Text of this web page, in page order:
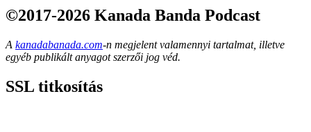
©2017-2026 Kanada Banda Podcast
A kanadabanada.com-n megjelent valamennyi tartalmat, illetve
egyéb publikált anyagot szerzői jog véd.
SSL titkosítás